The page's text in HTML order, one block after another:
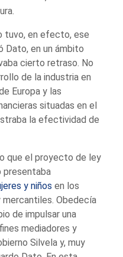
tuvo, en efecto, ese
Dato, en un ámbito
cierto retraso. No
de la industria en
Europa y las
situadas en el
la efectividad de
que el proyecto de ley
presentaba
y niños en los
Obedecía
de impulsar una
mediadores y
Silvela y, muy